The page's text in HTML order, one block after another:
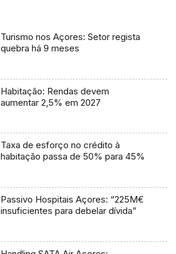
Turismo nos Açores: Setor regista
quebra há 9 meses
Habitação: Rendas devem
aumentar 2,5% em 2027
Taxa de esforço no crédito à
habitação passa de 50% para 45%
Passivo Hospitais Açores: “225M€
insuficientes para debelar dívida”